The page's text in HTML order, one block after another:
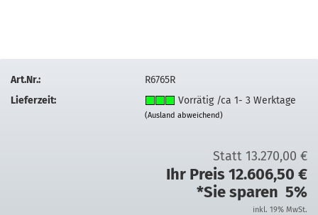
Art.Nr.:
R6765R
Lieferzeit:
Vorrätig /ca 1- 3 Werktage
(Ausland abweichend)
Statt 13.270,00 €
Ihr Preis 12.606,50 €
*Sie sparen 5%
inkl. 19% MwSt.